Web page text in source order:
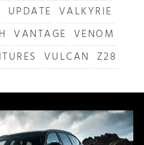
UPDATE VALKYRIE
VANTAGE VENOM
VULCAN Z28